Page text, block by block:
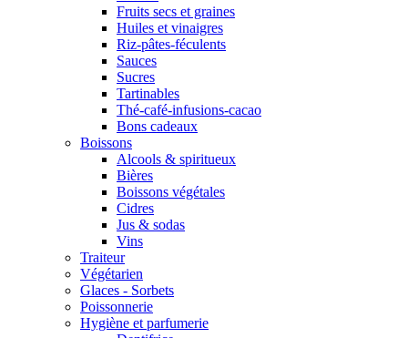
Fruits secs et graines
Huiles et vinaigres
Riz-pâtes-féculents
Sauces
Sucres
Tartinables
Thé-café-infusions-cacao
Bons cadeaux
Boissons
Alcools & spiritueux
Bières
Boissons végétales
Cidres
Jus & sodas
Vins
Traiteur
Végétarien
Glaces - Sorbets
Poissonnerie
Hygiène et parfumerie